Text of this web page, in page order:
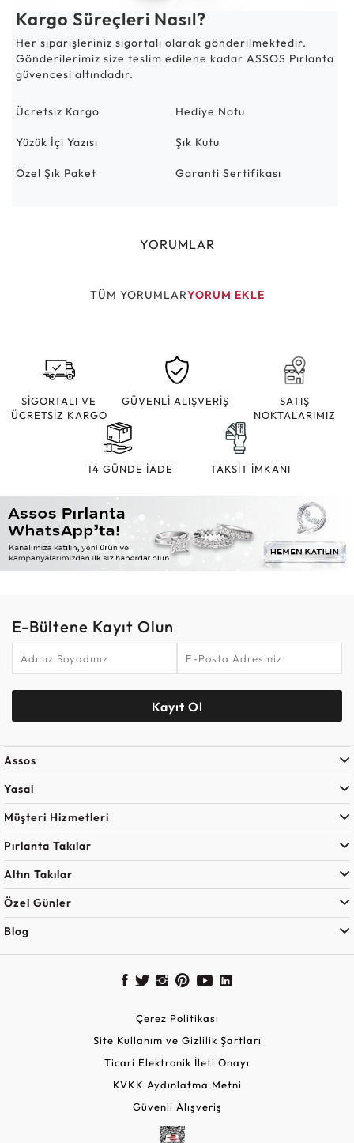
Kargo Süreçleri Nasıl?
Her siparişleriniz sigortalı olarak gönderilmektedir.
Gönderilerimiz size teslim edilene kadar ASSOS Pırlanta
güvencesi altındadır.
Ücretsiz Kargo Hediye Notu
Yüzük İçi Yazısı Şık Kutu
Özel Şık Paket Garanti Sertifikası
YORUMLAR
TÜM YORUMLARYORUM EKLE
SİGORTALI VE
ÜCRETSİZ KARGO
GÜVENLİ ALIŞVERİŞ
SATIŞ
NOKTALARIMIZ
14 GÜNDE İADE TAKSİT İMKANI
E-Bültene Kayıt Olun
Kayıt Ol
Assos
Yasal
Müşteri Hizmetleri
Pırlanta Takılar
Altın Takılar
Özel Günler
Blog
Çerez Politikası
Site Kullanım ve Gizlilik Şartları
Ticari Elektronik İleti Onayı
KVKK Aydınlatma Metni
Güvenli Alışveriş